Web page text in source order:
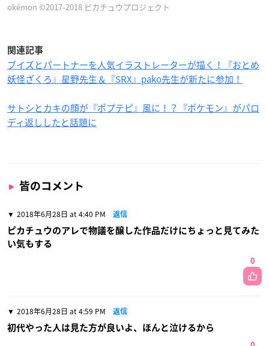
okémon ©2017-2018 ピカチュウプロジェクト
関連記事
ブイズとパートナーを人気イラストレーターが描く！『おとめ
妖怪ざくろ』星野先生＆『SRX』pako先生が新たに参加！
サトシとカキの顔が『ポプテピ』風に！？『ポケモン』がパロ
ディ返ししたと話題に
皆のコメント
2018年6月28日 at 4:40 PM 返信
ピカチュウのアレで物議を醸した作品だけにちょっと見てみた
い気もする
0
2018年6月28日 at 4:59 PM 返信
初代やった人は見た方が良いよ、ほんと泣けるから